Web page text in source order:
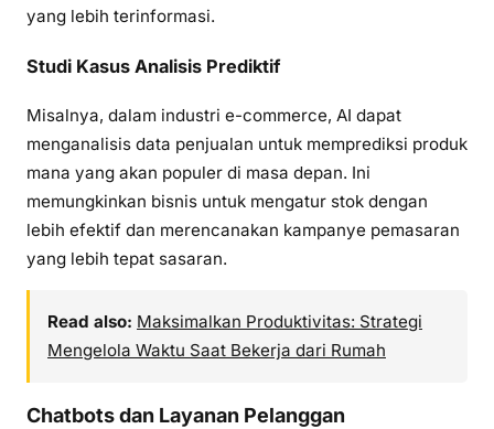
yang lebih terinformasi.
Studi Kasus Analisis Prediktif
Misalnya, dalam industri e-commerce, AI dapat
menganalisis data penjualan untuk memprediksi produk
mana yang akan populer di masa depan. Ini
memungkinkan bisnis untuk mengatur stok dengan
lebih efektif dan merencanakan kampanye pemasaran
yang lebih tepat sasaran.
Read also: Maksimalkan Produktivitas: Strategi
Mengelola Waktu Saat Bekerja dari Rumah
Chatbots dan Layanan Pelanggan